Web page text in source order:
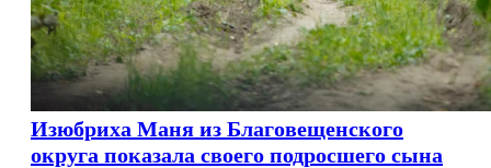
Изюбриха Маня из Благовещенского
округа показала своего подросшего сына